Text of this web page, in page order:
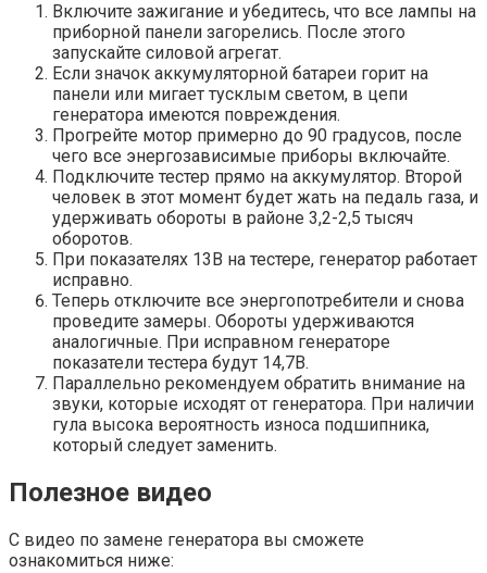
Включите зажигание и убедитесь, что все лампы на
приборной панели загорелись. После этого
запускайте силовой агрегат.
Если значок аккумуляторной батареи горит на
панели или мигает тусклым светом, в цепи
генератора имеются повреждения.
Прогрейте мотор примерно до 90 градусов, после
чего все энергозависимые приборы включайте.
Подключите тестер прямо на аккумулятор. Второй
человек в этот момент будет жать на педаль газа, и
удерживать обороты в районе 3,2-2,5 тысяч
оборотов.
При показателях 13В на тестере, генератор работает
исправно.
Теперь отключите все энергопотребители и снова
проведите замеры. Обороты удерживаются
аналогичные. При исправном генераторе
показатели тестера будут 14,7В.
Параллельно рекомендуем обратить внимание на
звуки, которые исходят от генератора. При наличии
гула высока вероятность износа подшипника,
который следует заменить.
Полезное видео
С видео по замене генератора вы сможете
ознакомиться ниже: